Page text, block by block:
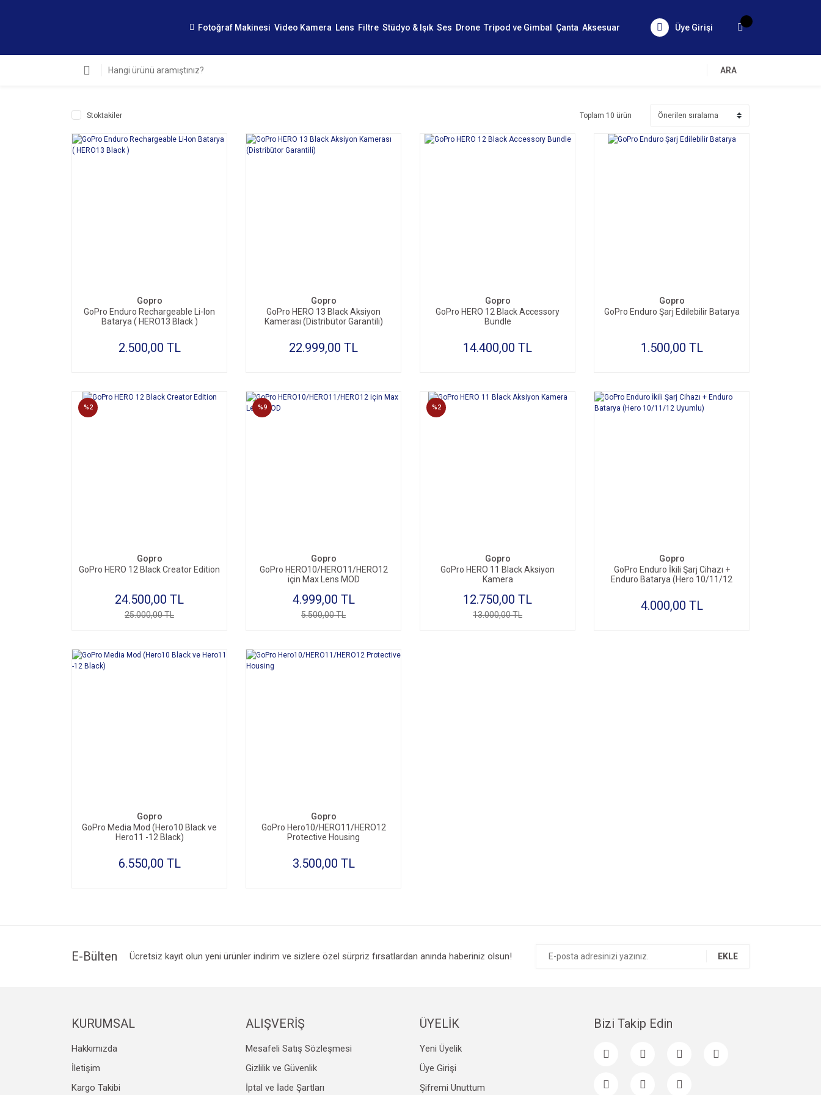
Fotoğraf Makinesi Video Kamera Lens Filtre Stüdyo & Işık Ses Drone Tripod ve Gimbal Çanta Aksesuar Üye Girişi
ARA
Stoktakiler Toplam 10 ürün
Gopro
GoPro Enduro Rechargeable Li-Ion
Batarya ( HERO13 Black )
2.500,00 TL
Gopro
GoPro HERO 13 Black Aksiyon
Kamerası (Distribütor Garantili)
22.999,00 TL
Gopro
GoPro HERO 12 Black Accessory
Bundle
14.400,00 TL
Gopro
GoPro Enduro Şarj Edilebilir Batarya
1.500,00 TL
%2
Gopro
GoPro HERO 12 Black Creator Edition
24.500,00 TL
25.000,00 TL
%9
Gopro
GoPro HERO10/HERO11/HERO12
için Max Lens MOD
4.999,00 TL
5.500,00 TL
%2
Gopro
GoPro HERO 11 Black Aksiyon
Kamera
12.750,00 TL
13.000,00 TL
Gopro
GoPro Enduro İkili Şarj Cihazı +
Enduro Batarya (Hero 10/11/12
4.000,00 TL
Gopro
GoPro Media Mod (Hero10 Black ve
Hero11 -12 Black)
6.550,00 TL
Gopro
GoPro Hero10/HERO11/HERO12
Protective Housing
3.500,00 TL
E-Bülten Ücretsiz kayıt olun yeni ürünler indirim ve sizlere özel sürpriz fırsatlardan anında haberiniz olsun! EKLE
KURUMSAL
Hakkımızda
İletişim
Kargo Takibi
ALIŞVERİŞ
Mesafeli Satış Sözleşmesi
Gizlilik ve Güvenlik
İptal ve İade Şartları
ÜYELİK
Yeni Üyelik
Üye Girişi
Şifremi Unuttum
Bizi Takip Edin